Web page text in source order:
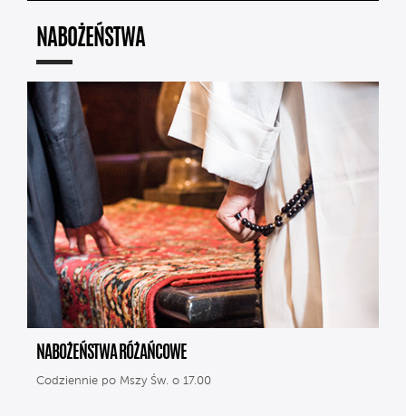
NABOŻEŃSTWA
NABOŻEŃSTWA RÓŻAŃCOWE
Codziennie po Mszy Św. o 17.00